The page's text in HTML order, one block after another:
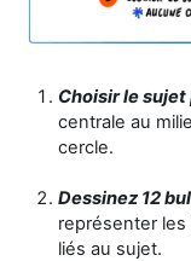
Choisir le
centrale au
cercle.
Dessinez 12
représenter
liés au sujet.